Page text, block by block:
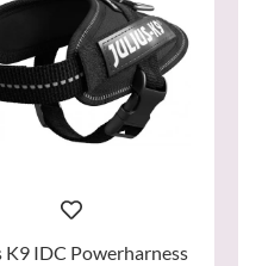
K9 IDC Powerharness